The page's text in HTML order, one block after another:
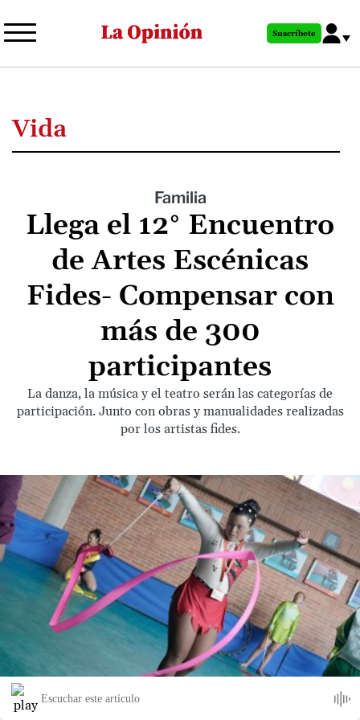
al
principal
Suscríbete
Vida
Familia
Llega el 12° Encuentro
de Artes Escénicas
Fides- Compensar con
más de 300
participantes
La danza, la música y el teatro serán las categorías de
participación. Junto con obras y manualidades realizadas
por los artistas fides.
Escuchar este artículo